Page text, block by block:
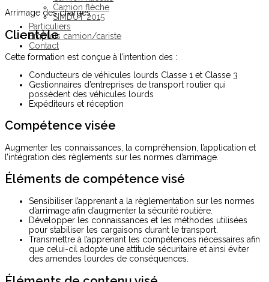
Camion flèche
SIMDUT 2015
Particuliers
Emplois camion/cariste
Contact
Arrimage des charges
Clientèle
Cette formation est conçue à l’intention des :
Conducteurs de véhicules lourds Classe 1 et Classe 3
Gestionnaires d’entreprises de transport routier qui
possèdent des véhicules lourds
Expéditeurs et réception
Compétence visée
Augmenter les connaissances, la compréhension, l’application et
l’intégration des règlements sur les normes d’arrimage.
Éléments de compétence visé
Sensibiliser l’apprenant a la règlementation sur les normes
d’arrimage afin d’augmenter la sécurité routière.
Développer les connaissances et les méthodes utilisées
pour stabiliser les cargaisons durant le transport.
Transmettre à l’apprenant les compétences nécessaires afin
que celui-cil adopte une attitude sécuritaire et ainsi éviter
des amendes lourdes de conséquences.